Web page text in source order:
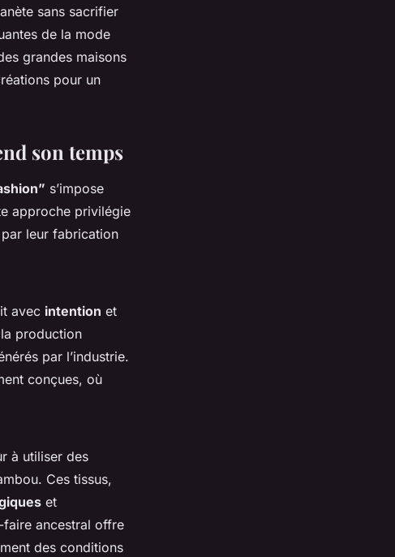
sans sacrifier
de la mode
grandes maisons
pour un
son temps
s’impose
approche privilégie
leur fabrication
avec intention et
production
par l’industrie.
conçues, où
à utiliser des
Ces tissus,
et
faire ancestral offre
des conditions